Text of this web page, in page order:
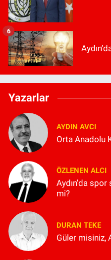
6
Yazarlar
AYDIN AVCI
Orta Anadolu
ÖZLENEN ALCI
Aydın'da spor
mi?
DURAN TEKE
Güler misiniz,